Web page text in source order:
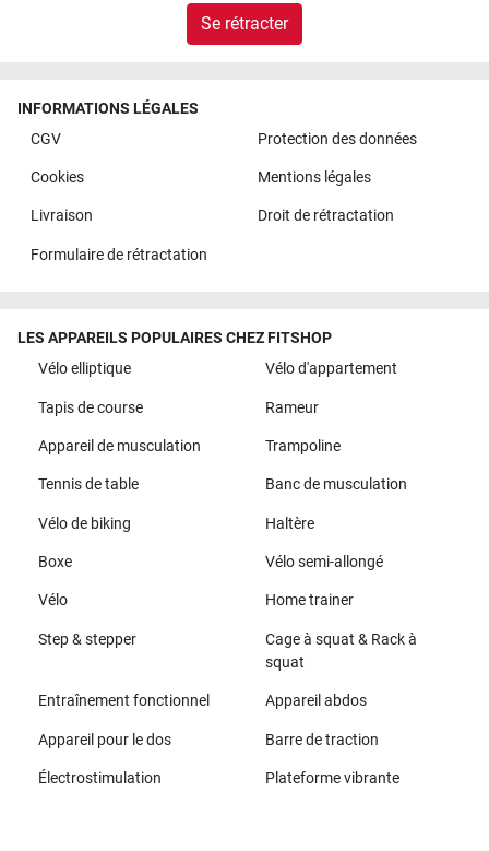
Se rétracter
INFORMATIONS LÉGALES
CGV
Protection des données
Cookies Mentions légales
Livraison Droit de rétractation
Formulaire de rétractation
LES APPAREILS POPULAIRES CHEZ FITSHOP
Vélo elliptique
Vélo d'appartement
Tapis de course Rameur
Appareil de musculation Trampoline
Tennis de table Banc de musculation
Vélo de biking Haltère
Boxe Vélo semi-allongé
Vélo Home trainer
Step & stepper
Cage à squat & Rack à
squat
Entraînement fonctionnel Appareil abdos
Appareil pour le dos Barre de traction
Électrostimulation Plateforme vibrante